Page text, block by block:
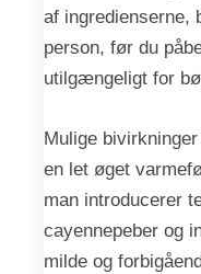
af ingredienserne,
person, før du
utilgængeligt for
Mulige
en let øget
man introducerer
cayennepeber og
milde og